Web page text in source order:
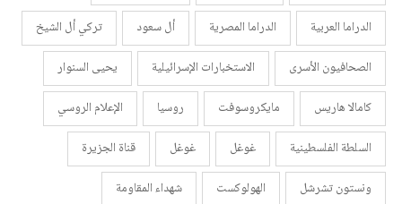
الدراما العربية
الدراما المصرية أل سعود
تركي أل الشيخ
الصحافيون الأسرى
الاستخبارات الإسرائيلية
يحيى السنوار
كامالا هاريس
مايكروسوفت روسيا
الإعلام الروسي
السلطة الفلسطينية
غوغل غوغل
قناة الجزيرة
ونستون تشرشل
الهولوكست
شهداء المقاومة